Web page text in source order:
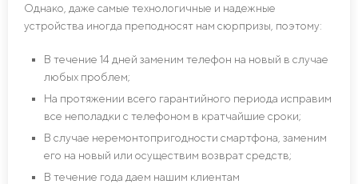
Однако, даже самые технологичные и надежные
устройства иногда преподносят нам сюрпризы, поэтому:
В течение 14 дней заменим телефон на новый в случае
любых проблем;
На протяжении всего гарантийного периода исправим
все неполадки с телефоном в кратчайшие сроки;
В случае неремонтопригодности смартфона, заменим
его на новый или осуществим возврат средств;
В течение года даем нашим клиентам